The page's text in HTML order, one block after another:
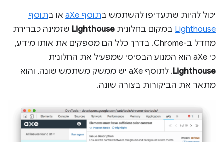
יכול להיות שתעדיפו להשתמש בתוסף aXe או בתוסף
Lighthouse במקום בחלונית Lighthouse שזמינה כברירת
מחדל ב-Chrome. בדרך כלל הם מספקים את אותו מידע,
כי aXe הוא המנוע הבסיסי שמפעיל את החלונית
Lighthouse
. לתוסף aXe יש ממשק משתמש שונה, והוא
מתאר את הביקורות בצורה שונה.